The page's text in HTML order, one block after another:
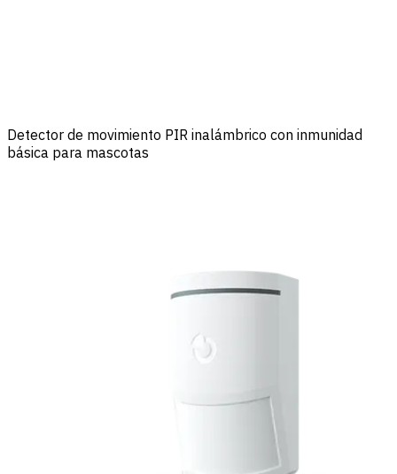
Detector de movimiento PIR inalámbrico con inmunidad
básica para mascotas